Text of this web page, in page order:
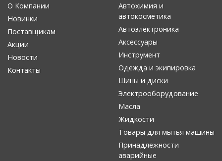
О Компании
Новинки
Поставщикам
Акции
Новости
Контакты
Автохимия и
автокосметика
Автоэлектроника
Аксессуары
Инструмент
Одежда и экипировка
Шины и диски
Электрооборудование
Масла
Жидкости
Товары для мытья машины
Принадлежности
аварийные